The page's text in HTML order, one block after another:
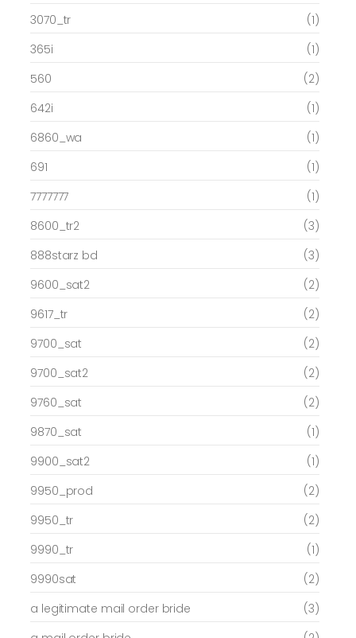
3070_tr
(1)
365i
(1)
560
(2)
642i
(1)
6860_wa
(1)
691
(1)
7777777
(1)
8600_tr2
(3)
888starz bd
(3)
9600_sat2
(2)
9617_tr
(2)
9700_sat
(2)
9700_sat2
(2)
9760_sat
(2)
9870_sat
(1)
9900_sat2
(1)
9950_prod
(2)
9950_tr
(2)
9990_tr
(1)
9990sat
(2)
a legitimate mail order bride
(3)